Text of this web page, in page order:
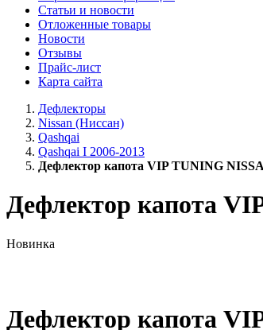
Статьи и новости
Отложенные товары
Новости
Отзывы
Прайс-лист
Карта сайта
Дефлекторы
Nissan (Ниссан)
Qashqai
Qashqai I 2006-2013
Дефлектор капота VIP TUNING
Дефлектор капота
Новинка
Дефлектор капота